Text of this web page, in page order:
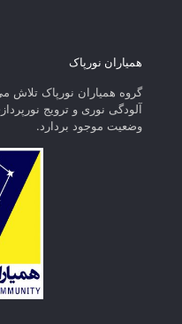
همیاران نورپاک
گروه همیاران نورپاک تلاش
آلودگی نوری و ترویج
وضعیت موجود بردارد.